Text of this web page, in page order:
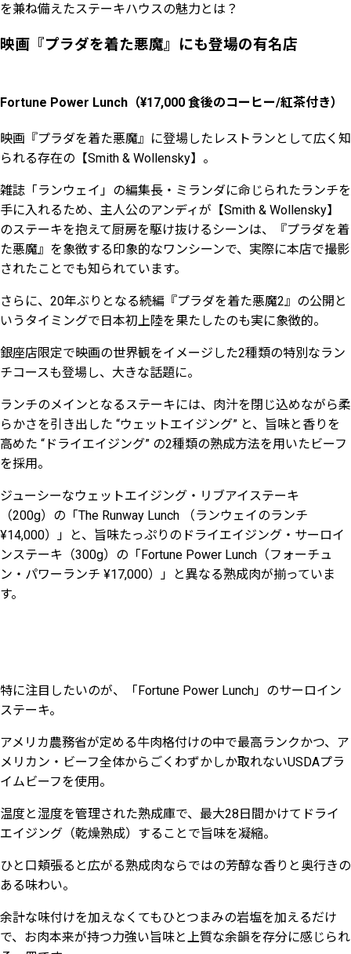
を兼ね備えたステーキハウスの魅力とは？
映画『プラダを着た悪魔』にも登場の有名店
Fortune Power Lunch（¥17,000 食後のコーヒー/紅茶付き）
映画『プラダを着た悪魔』に登場したレストランとして広く知
られる存在の【Smith & Wollensky】。
雑誌「ランウェイ」の編集長・ミランダに命じられたランチを
手に入れるため、主人公のアンディが【Smith & Wollensky】
のステーキを抱えて厨房を駆け抜けるシーンは、『プラダを着
た悪魔』を象徴する印象的なワンシーンで、実際に本店で撮影
されたことでも知られています。
さらに、20年ぶりとなる続編『プラダを着た悪魔2』の公開と
いうタイミングで日本初上陸を果たしたのも実に象徴的。
銀座店限定で映画の世界観をイメージした2種類の特別なラン
チコースも登場し、大きな話題に。
ランチのメインとなるステーキには、肉汁を閉じ込めながら柔
らかさを引き出した “ウェットエイジング” と、旨味と香りを
高めた “ドライエイジング” の2種類の熟成方法を用いたビーフ
を採用。
ジューシーなウェットエイジング・リブアイステーキ
（200g）の「The Runway Lunch （ランウェイのランチ
¥14,000）」と、旨味たっぷりのドライエイジング・サーロイ
ンステーキ（300g）の「Fortune Power Lunch（フォーチュ
ン・パワーランチ ¥17,000）」と異なる熟成肉が揃っていま
す。
特に注目したいのが、「Fortune Power Lunch」のサーロイン
ステーキ。
アメリカ農務省が定める牛肉格付けの中で最高ランクかつ、ア
メリカン・ビーフ全体からごくわずかしか取れないUSDAプラ
イムビーフを使用。
温度と湿度を管理された熟成庫で、最大28日間かけてドライ
エイジング（乾燥熟成）することで旨味を凝縮。
ひと口頬張ると広がる熟成肉ならではの芳醇な香りと奥行きの
ある味わい。
余計な味付けを加えなくてもひとつまみの岩塩を加えるだけ
で、お肉本来が持つ力強い旨味と上質な余韻を存分に感じられ